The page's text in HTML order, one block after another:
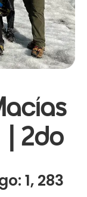
| 2do
1, 283